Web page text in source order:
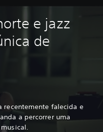
e jazz
de
recentemente falecida e
a percorrer uma